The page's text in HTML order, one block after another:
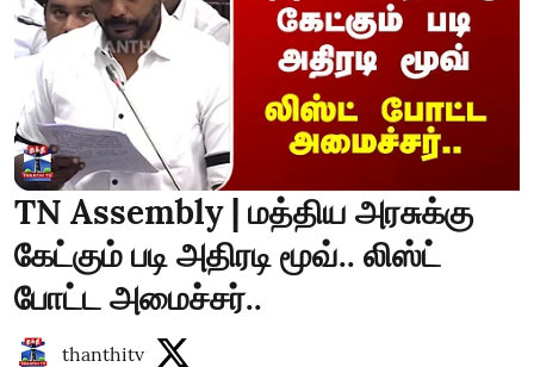
TN Assembly | மத்திய அரசுக்கு
கேட்கும் படி அதிரடி மூவ்.. லிஸ்ட்
போட்ட அமைச்சர்..
thanthitv